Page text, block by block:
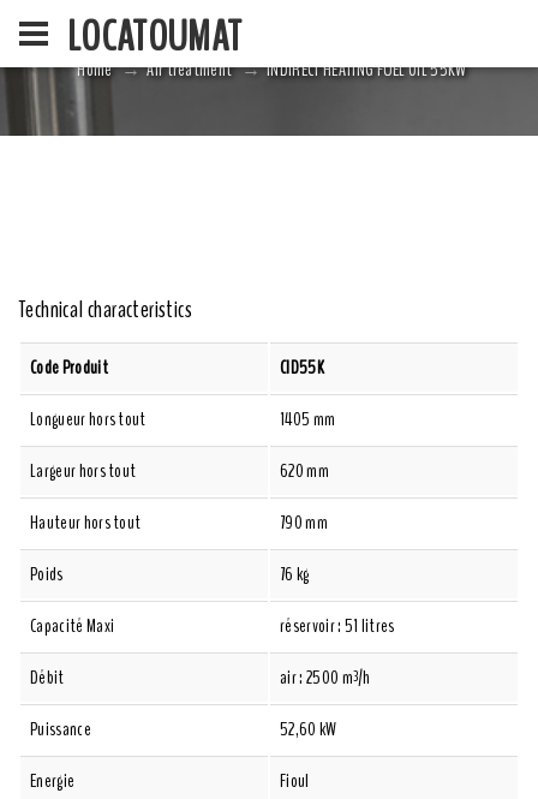
LOCATOUMAT
Home Air treatment INDIRECT HEATING FUEL OIL 55KW
Technical characteristics
Code Produit
CID55K
Longueur hors tout
1405 mm
Largeur hors tout
620 mm
Hauteur hors tout
790 mm
Poids
76 kg
Capacité Maxi
réservoir : 51 litres
Débit
air : 2500 m³/h
Puissance
52,60 kW
Energie
Fioul